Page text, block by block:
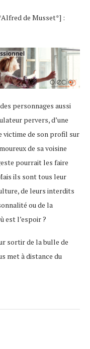
de Musset*] :
personnages aussi
pervers, d’une
victime de son profil sur
de sa voisine
pourrait les faire
ils sont tous leur
de leurs interdits
ou de la
est l’espoir ?
sortir de la bulle de
met à distance du